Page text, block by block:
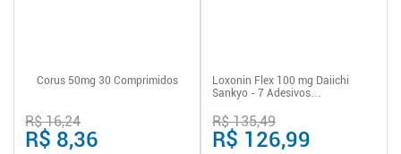
Corus 50mg 30 Comprimidos
R$ 16,24
R$ 8,36
Loxonin Flex 100 mg Daiichi
Sankyo - 7 Adesivos
R$ 135,49
R$ 126,99